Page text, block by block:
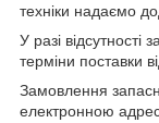
техніки надаємо
У разі
терміни поставки
Замовлення
електронною